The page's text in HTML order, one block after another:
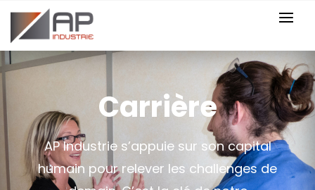
Carrière
AP Industrie s’appuie sur son capital
humain pour relever les challenges de